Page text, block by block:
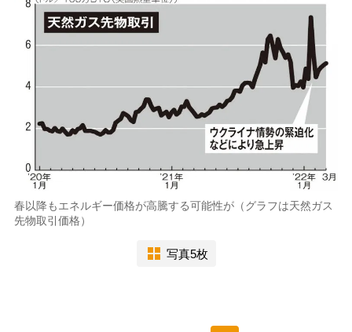
春以降もエネルギー価格が高騰する可能性が（グラフは天然ガス
先物取引価格）
写真5枚